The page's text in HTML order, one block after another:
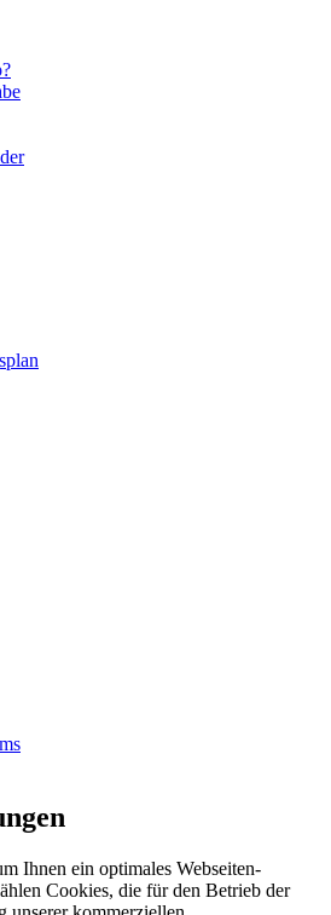
Ihnen ein optimales Webseiten-
Cookies, die für den Betrieb der